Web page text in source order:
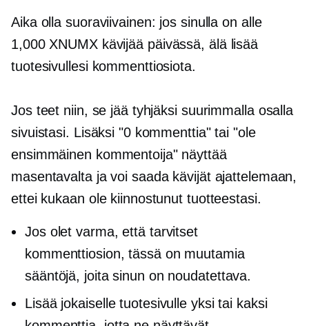
Aika olla suoraviivainen: jos sinulla on alle
1,000 XNUMX kävijää päivässä, älä lisää
tuotesivullesi kommenttiosiota.
Jos teet niin, se jää tyhjäksi suurimmalla osalla
sivuistasi. Lisäksi "0 kommenttia" tai "ole
ensimmäinen kommentoija" näyttää
masentavalta ja voi saada kävijät ajattelemaan,
ettei kukaan ole kiinnostunut tuotteestasi.
Jos olet varma, että tarvitset
kommenttiosion, tässä on muutamia
sääntöjä, joita sinun on noudatettava.
Lisää jokaiselle tuotesivulle yksi tai kaksi